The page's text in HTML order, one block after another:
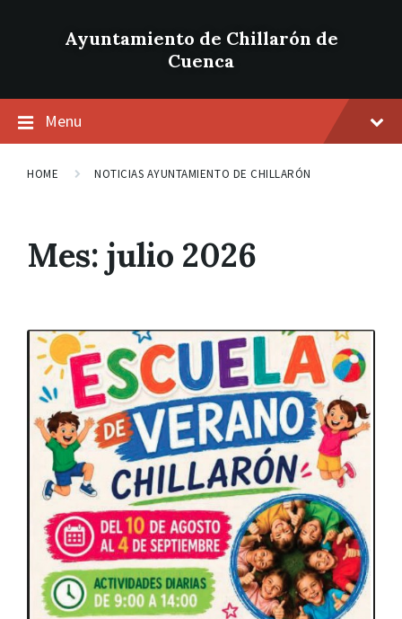
Ayuntamiento de Chillarón de
Cuenca
Menu
HOME NOTICIAS AYUNTAMIENTO DE CHILLARÓN
Mes: julio 2026